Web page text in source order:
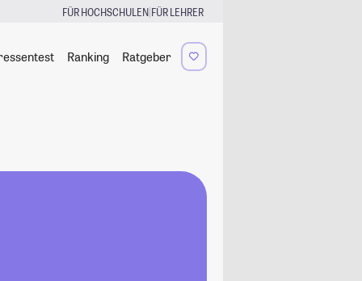
FÜR HOCHSCHULEN|FÜR LEHRER
Ranking Ratgeber